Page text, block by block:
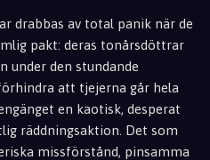
drabbas av total panik när de
pakt: deras tonårsdöttrar
under den stundande
att tjejerna går hela
en kaotisk, desperat
räddningsaktion. Det som
missförstånd, pinsamma